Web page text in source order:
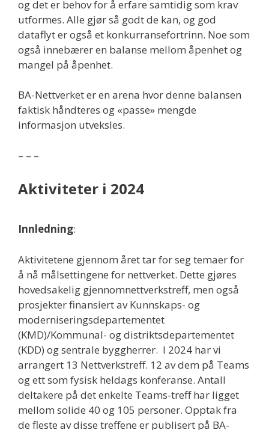
og det er behov for å erfare samtidig som krav
utformes. Alle gjør så godt de kan, og god
dataflyt er også et konkurransefortrinn. Noe som
også innebærer en balanse mellom åpenhet og
mangel på åpenhet.
BA-Nettverket er en arena hvor denne balansen
faktisk håndteres og «passe» mengde
informasjon utveksles.
– – –
Aktiviteter i 2024
Innledning:
Aktivitetene gjennom året tar for seg temaer for
å nå målsettingene for nettverket. Dette gjøres
hovedsakelig gjennomnettverkstreff, men også
prosjekter finansiert av Kunnskaps- og
moderniseringsdepartementet
(KMD)/Kommunal- og distriktsdepartementet
(KDD) og sentrale byggherrer. I 2024 har vi
arrangert 13 Nettverkstreff. 12 av dem på Teams
og ett som fysisk heldags konferanse. Antall
deltakere på det enkelte Teams-treff har ligget
mellom solide 40 og 105 personer. Opptak fra
de fleste av disse treffene er publisert på BA-